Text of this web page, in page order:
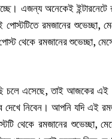
এজন্য অনেকেই ইন্টারনেটে
রমজানের শুভেচ্ছা,
থেকে রমজানের শুভেচ্ছা,
চলে এসেছে, তাই আজকের
নিবেন। আপনি যদি এই
রমজানের শুভেচ্ছা,